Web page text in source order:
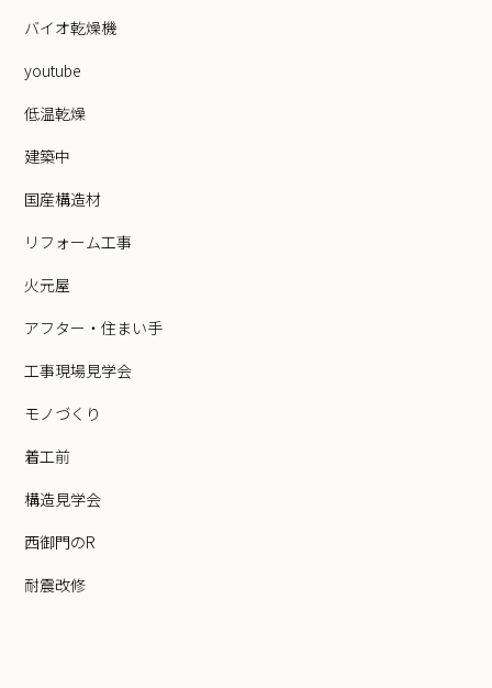
バイオ乾燥機
youtube
低温乾燥
建築中
国産構造材
リフォーム工事
火元屋
アフター・住まい手
工事現場見学会
モノづくり
着工前
構造見学会
西御門のR
耐震改修